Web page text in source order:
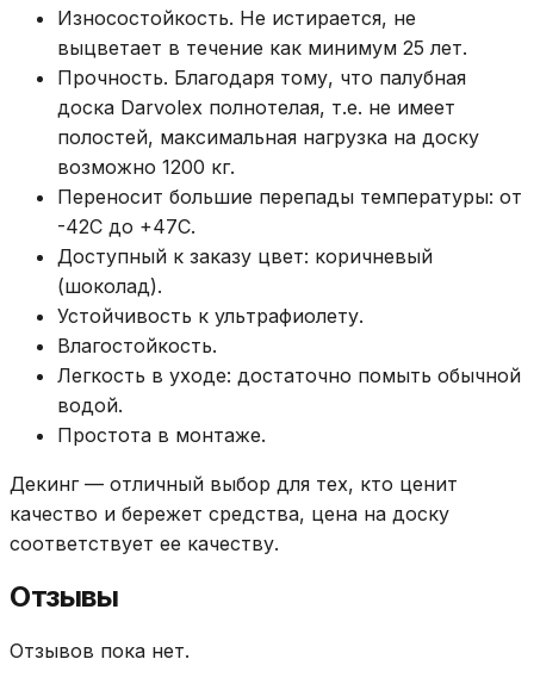
Износостойкость. Не истирается, не
выцветает в течение как минимум 25 лет.
Прочность. Благодаря тому, что палубная
доска Darvolex полнотелая, т.е. не имеет
полостей, максимальная нагрузка на доску
возможно 1200 кг.
Переносит большие перепады температуры: от
-42С до +47С.
Доступный к заказу цвет: коричневый
(шоколад).
Устойчивость к ультрафиолету.
Влагостойкость.
Легкость в уходе: достаточно помыть обычной
водой.
Простота в монтаже.
Декинг — отличный выбор для тех, кто ценит
качество и бережет средства, цена на доску
соответствует ее качеству.
Отзывы
Отзывов пока нет.